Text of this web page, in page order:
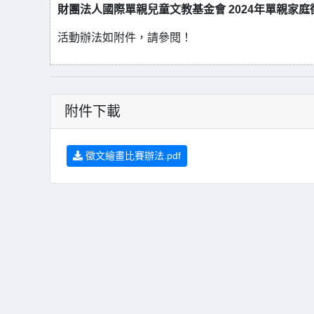
財團法人國際單親兒童文教基金會 2024年單親家庭
活動辦法如附件，請參閱！
附件下載
徵文繪畫比賽辦法.pdf